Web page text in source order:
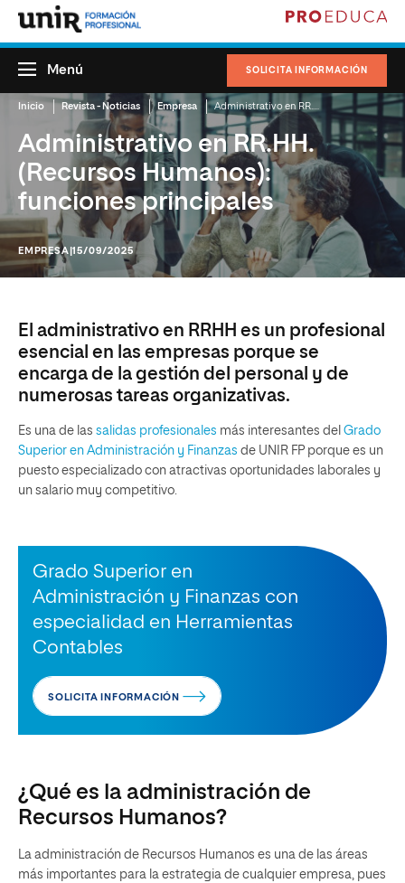
SOLICITA INFORMACIÓN
Menú
Inicio Revista - Noticias Empresa
Administrativo en RR.HH.
(Recursos Humanos):
funciones principales
EMPRESA |15/09/2025
El administrativo en RRHH es un profesional
esencial en las empresas porque se
encarga de la gestión del personal y de
numerosas tareas organizativas.
Es una de las salidas profesionales más interesantes del Grado
Superior en Administración y Finanzas de UNIR FP porque es un
puesto especializado con atractivas oportunidades laborales y
un salario muy competitivo.
Grado Superior en
Administración y Finanzas con
especialidad en Herramientas
Contables
SOLICITA INFORMACIÓN
¿Qué es la administración de
Recursos Humanos?
La administración de Recursos Humanos es una de las áreas
más importantes para la estrategia de cualquier empresa, pues